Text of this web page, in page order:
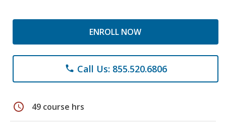
ENROLL NOW
phone Call Us: 855.520.6806
schedule 49 course hrs